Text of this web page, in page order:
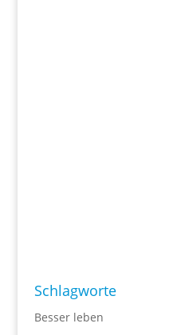
Schlagworte
Besser leben